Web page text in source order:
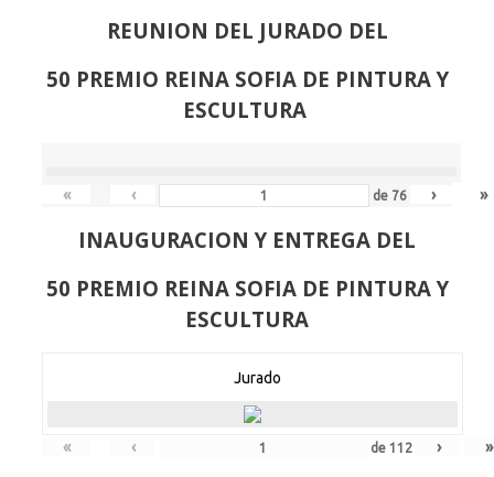
REUNION DEL JURADO DEL
50 PREMIO REINA SOFIA DE PINTURA Y
ESCULTURA
« ‹ de 76 › »
INAUGURACION Y ENTREGA DEL
50 PREMIO REINA SOFIA DE PINTURA Y
ESCULTURA
Jurado
« ‹ de112 › »